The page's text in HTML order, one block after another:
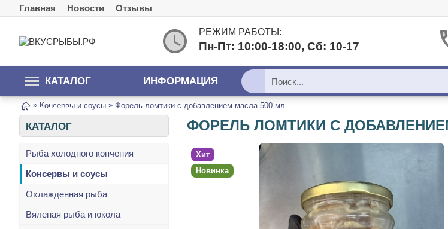
Главная Новости Отзывы
РЕЖИМ РАБОТЫ:
Пн-Пт: 10:00-18:00, Сб: 10-17
КАТАЛОГ
ТОВАРОВ
ИНФОРМАЦИЯ
» Консервы и соусы » Форель ломтики с добавлением масла 500 мл
КАТАЛОГ
Рыба холодного копчения
Консервы и соусы
Охлажденная рыба
Вяленая рыба и юкола
ФОРЕЛЬ ЛОМТИКИ С
Хит
Новинка